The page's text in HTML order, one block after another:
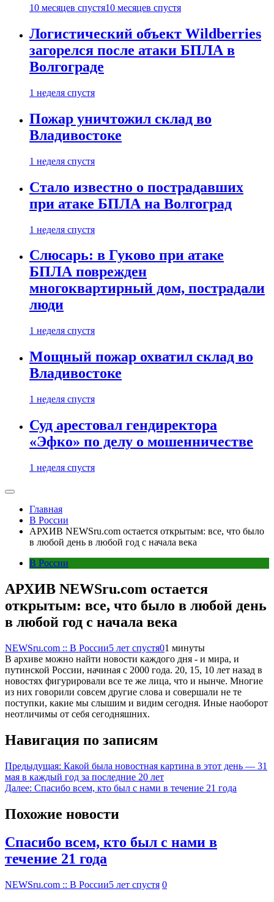
10 месяцев спустя10 месяцев спустя
Логистический объект Wildberries
загорелся после атаки БПЛА в
Волгограде
1 неделя спустя
Пожар уничтожил склад во
Владивостоке
1 неделя спустя
Стало известно о пострадавших
при атаке БПЛА на Волгоград
1 неделя спустя
Слюсарь: в Гуково при атаке
БПЛА поврежден
многоквартирный дом, пострадали
люди
1 неделя спустя
Мощный пожар охватил склад во
Владивостоке
1 неделя спустя
Суд арестовал гендиректора
«Эфко» по делу о мошенничестве
1 неделя спустя
Главная
В России
АРХИВ NEWSru.com остается открытым: все, что было
в любой день в любой год с начала века
В России
АРХИВ NEWSru.com остается
открытым: все, что было в любой день
в любой год с начала века
NEWSru.com :: В России5 лет спустя01 минуты
В архиве можно найти новости каждого дня - и мира, и
путинской России, начиная с 2000 года. 20, 15, 10 лет назад в
новостях фигурировали все те же лица, что и нынче. Многие
из них говорили совсем другие слова и совершали не те
поступки, какие мы слышим и видим сегодня. Иные наоборот
неотличимы от себя сегодняшних.
Навигация по записям
Предыдущая: Какой была новостная картина в этот день — 31
мая в каждый год за последние 20 лет
Далее: Спасибо всем, кто был с нами в течение 21 года
Похожие новости
Спасибо всем, кто был с нами в
течение 21 года
NEWSru.com :: В России5 лет спустя 0